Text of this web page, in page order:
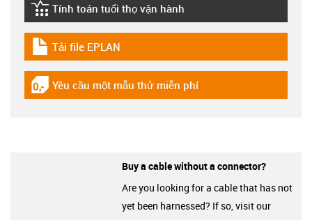
igus-icon-lebensdauerrechner
Tính toán tuổi thọ vận hành
igus-icon-download-plan
Tải file EPLAN
igus-icon-gratismuster
Yêu cầu một mẫu thử miễn phí
Buy a cable without a connector?
Are you looking for a cable that has not
yet been harnessed? If so, visit our